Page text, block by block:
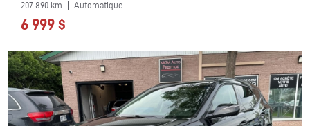
207 890 km Automatique
6 999 $